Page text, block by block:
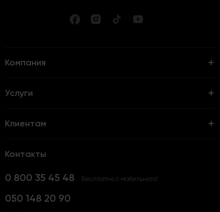
Компания
Услуги
Клиентам
Контакты
0 800 35 45 48 Бесплатно с мобильного!
050 148 20 90